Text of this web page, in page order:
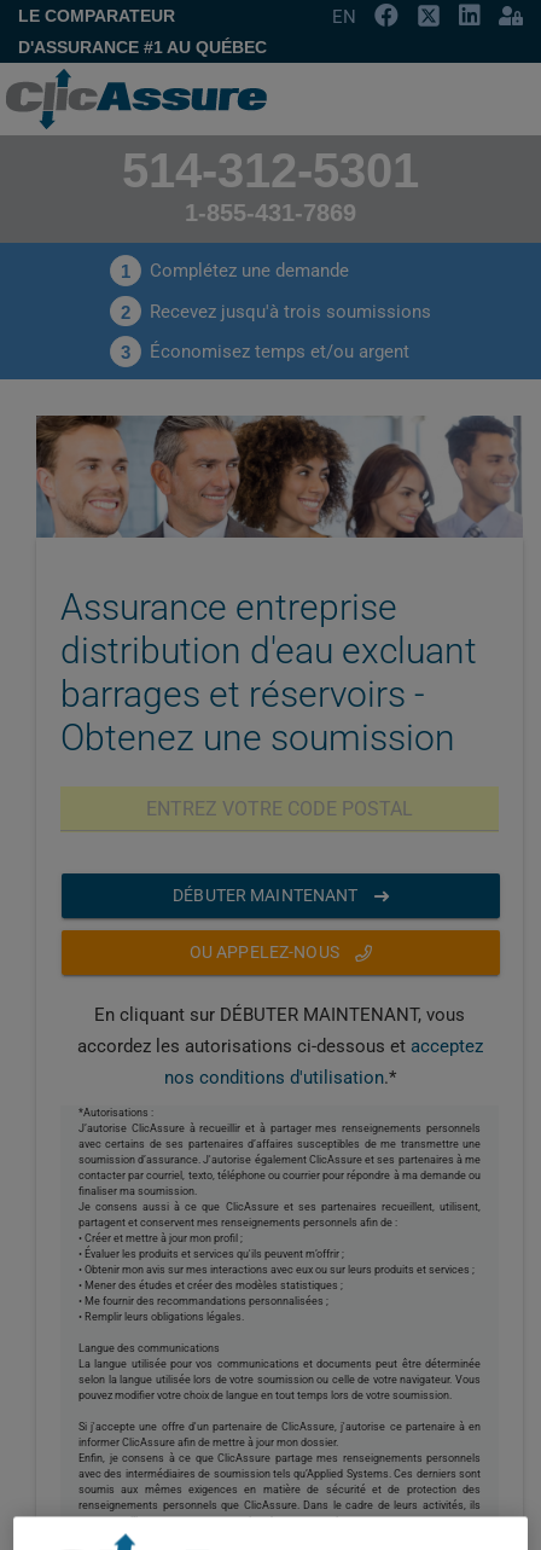
LE COMPARATEUR
D'ASSURANCE #1 AU QUÉBEC
EN
514-312-5301
1-855-431-7869
1 Complétez une demande
2 Recevez jusqu'à trois soumissions
3 Économisez temps et/ou argent
Assurance entreprise
distribution d'eau excluant
barrages et réservoirs -
Obtenez une soumission
DÉBUTER MAINTENANT
OU APPELEZ-NOUS
En cliquant sur DÉBUTER MAINTENANT, vous
accordez les autorisations ci-dessous et acceptez
nos conditions d'utilisation.*
*Autorisations :
J’autorise ClicAssure à recueillir et à partager mes renseignements personnels
avec certains de ses partenaires d’affaires susceptibles de me transmettre une
soumission d’assurance. J'autorise également ClicAssure et ses partenaires à me
contacter par courriel, texto, téléphone ou courrier pour répondre à ma demande ou
finaliser ma soumission.
Je consens aussi à ce que ClicAssure et ses partenaires recueillent, utilisent,
partagent et conservent mes renseignements personnels afin de :
• Créer et mettre à jour mon profil ;
• Évaluer les produits et services qu'ils peuvent m’offrir ;
• Obtenir mon avis sur mes interactions avec eux ou sur leurs produits et services ;
• Mener des études et créer des modèles statistiques ;
• Me fournir des recommandations personnalisées ;
• Remplir leurs obligations légales.
Langue des communications
La langue utilisée pour vos communications et documents peut être déterminée
selon la langue utilisée lors de votre soumission ou celle de votre navigateur. Vous
pouvez modifier votre choix de langue en tout temps lors de votre soumission.
Si j'accepte une offre d'un partenaire de ClicAssure, j'autorise ce partenaire à en
informer ClicAssure afin de mettre à jour mon dossier.
Enfin, je consens à ce que ClicAssure partage mes renseignements personnels
avec des intermédiaires de soumission tels qu’Applied Systems. Ces derniers sont
soumis aux mêmes exigences en matière de sécurité et de protection des
renseignements personnels que ClicAssure. Dans le cadre de leurs activités, ils
peuvent utiliser et conserver certains de mes renseignements, entre autres pour
améliorer la performance, l'efficacité, la fiabilité et la sécurité de leurs produits.